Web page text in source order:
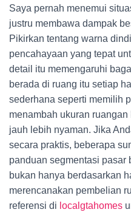
Saya pernah menemui
justru membawa dampak
Pikirkan tentang warna
pencahayaan yang tepat
detail itu memengaruhi
berada di ruang itu setiap
sederhana seperti memilih
menambah ukuran
jauh lebih nyaman. Jika
secara praktis, beberapa
panduan segmentasi pasar
bukan hanya berdasarkan
merencanakan pembelian
referensi di localgtahomes